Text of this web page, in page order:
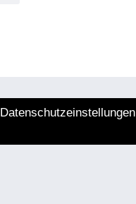
Datenschutzeinstellungen